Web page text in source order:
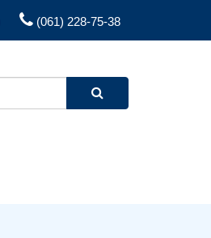
(061) 228-75-38